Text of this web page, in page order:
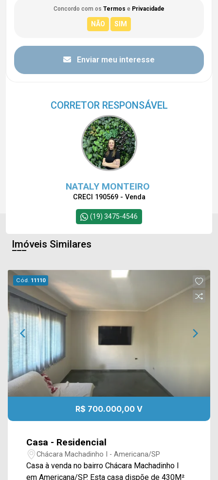
Concordo com os Termos e Privacidade
Enviar meu interesse
CORRETOR RESPONSÁVEL
NATALY MONTEIRO
CRECI 190569 - Venda
(19) 3475-4546
Imóveis Similares
Cód. 11110
R$ 700.000,00 V
Casa - Residencial
Chácara Machadinho I - Americana/SP
Casa à venda no bairro Chácara Machadinho I
em Americana/SP. Esta casa dispõe de 430M²